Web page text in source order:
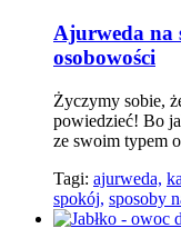
Ajurweda na
osobowości
Życzymy sobie,
powiedzieć! Bo
ze swoim typem
Tagi: ajurweda,
spokój, sposoby